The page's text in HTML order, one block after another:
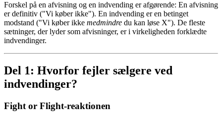
Forskel på en afvisning og en indvending er afgørende: En afvisning
er definitiv ("Vi køber ikke"). En indvending er en betinget
modstand ("Vi køber ikke medmindre du kan løse X"). De fleste
sætninger, der lyder som afvisninger, er i virkeligheden forklædte
indvendinger.
Del 1: Hvorfor fejler sælgere ved
indvendinger?
Fight or Flight-reaktionen